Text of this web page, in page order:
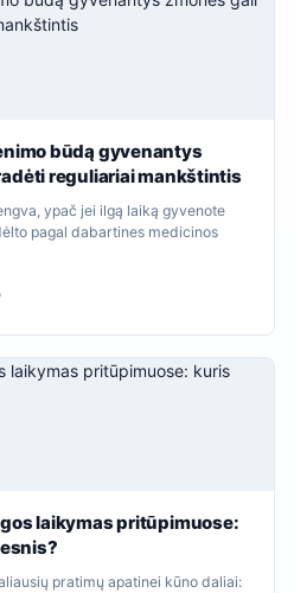
būdą gyvenantys
reguliariai mankštintis
ypač jei ilgą laiką gyvenote
pagal dabartines medicinos
laikymas pritūpimuose:
pratimų apatinei kūno daliai: